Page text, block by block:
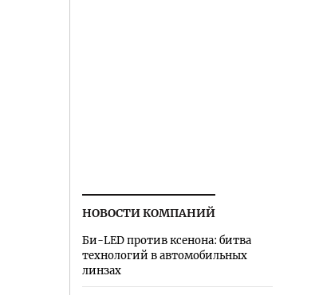
НОВОСТИ КОМПАНИЙ
Би-LED против ксенона: битва
технологий в автомобильных
линзах